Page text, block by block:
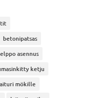
betonipatsas
asennus
ketju
mökille